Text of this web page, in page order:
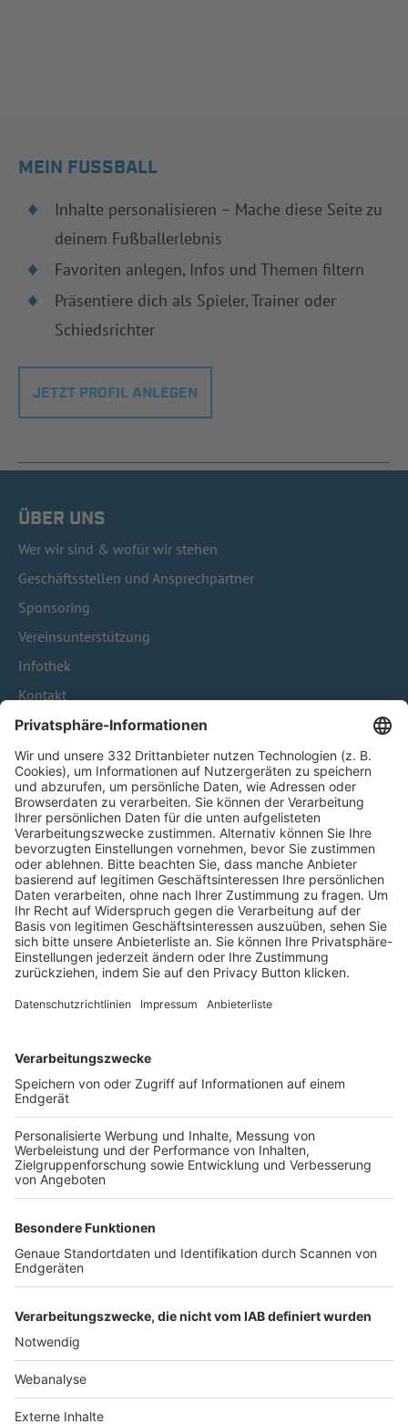
MEIN FUSSBALL
Inhalte personalisieren – Mache diese Seite zu
deinem Fußballerlebnis
Favoriten anlegen, Infos und Themen filtern
Präsentiere dich als Spieler, Trainer oder
Schiedsrichter
JETZT PROFIL ANLEGEN
ÜBER UNS
Wer wir sind & wofür wir stehen
Geschäftsstellen und Ansprechpartner
Sponsoring
Vereinsunterstützung
Infothek
Kontakt
HÄUFIG BESUCHTE SEITEN
Pässe und Vereinswechsel
Trainerausbildung
Schulungsangebot Vereinsmitarbeiter
BFV-Geschäftsstellen
Trainerbörse
Login SpielPlus
FOLGE DEM BFV
TOP-VEREINE
TOP-PARTNER
Nutzungsbedingungen Datenschutz Impressum